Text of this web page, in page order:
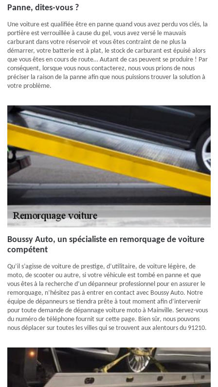
Panne, dites-vous ?
Une voiture est qualifiée être en panne quand vous avez perdu vos clés, la
portière est verrouillée à cause du gel, vous avez versé le mauvais
carburant dans votre réservoir et vous êtes contraint de ne plus la
démarrer, votre batterie est à plat, le stock de carburant est épuisé alors
que vous êtes en cours de route… Autant de cas peuvent se produire ! Par
conséquent, lorsque vous nous contacterez, nous vous prions de nous
préciser la raison de la panne afin que nous puissions trouver la solution à
votre problème.
Boussy Auto, un spécialiste en remorquage de voiture
compétent
Qu’il s’agisse de voiture de prestige, d’utilitaire, de voiture légère, de
moto, de scooter ou autre, si votre véhicule est tombé en panne et que
vous êtes à la recherche d’un dépanneur professionnel pour en assurer le
remorquage, n’hésitez pas à entrer en contact avec Boussy Auto. Notre
équipe de dépanneurs se tiendra prête à tout moment afin d’intervenir
pour toute demande de dépannage voiture moto à Mainville. Servez-vous
du numéro de téléphone fournit sur cette page. Bien sûr, nous pouvons
nous déplacer sur toutes les villes qui se trouvent aux alentours du 91210.